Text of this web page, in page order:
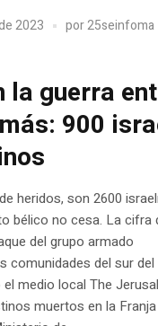
2023 por25seinfoma
la guerra
900
heridos, son 2600
bélico no cesa. La cifra
del grupo armado
comunidades del sur
medio local The
muertos en la Franja